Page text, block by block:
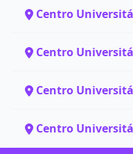
Centro
Centro
Centro
Centro
- SP